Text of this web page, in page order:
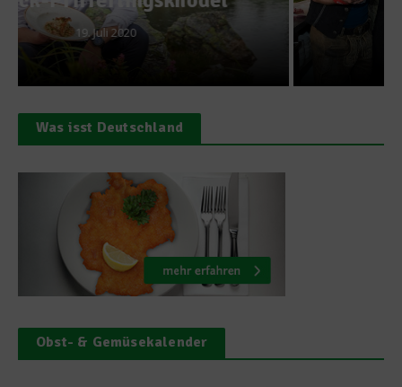
Deutschlands
9. November 2016
Was isst Deutschland
Obst- & Gemüsekalender